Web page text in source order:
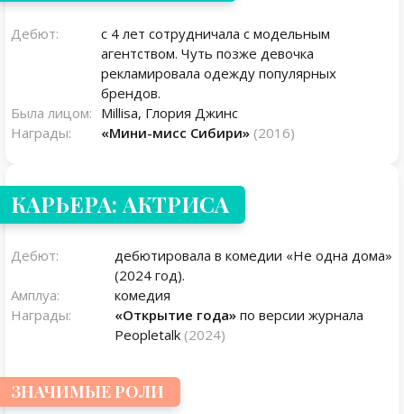
КАРЬЕРА: АКТРИСА
Дебют:
дебютировала в комедии «Не одна дома»
(2024 год).
Амплуа:
комедия
Награды:
«Открытие года» по версии журнала
Peopletalk (2024)
ЗНАЧИМЫЕ РОЛИ
Дебют:
с 4 лет сотрудничала с модельным
агентством. Чуть позже девочка
рекламировала одежду популярных
брендов.
Была лицом: Millisa, Глория Джинс
Награды:
«Мини-мисс Сибири» (2016)